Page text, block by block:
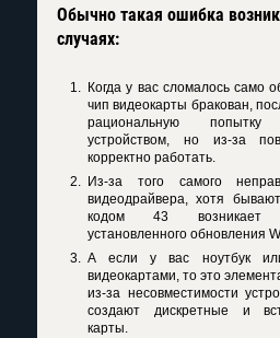
Обычно такая ошибка
случаях:
Когда у вас сломалось само
чип видеокарты бракован,
рациональную
устройством, но из-за
корректно работать.
Из-за того самого
видеодрайвера, хотя
кодом 43 возникает
установленного обновления
А если у вас ноутбук
видеокартами, то это
из-за несовместимости
создают дискретные и
карты.